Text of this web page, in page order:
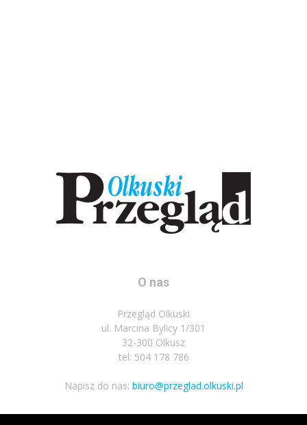
O nas
Przegląd Olkuski
ul. Marcina Bylicy 1/301
32-300 Olkusz
tel: 504 178 786
Napisz do nas: biuro@przeglad.olkuski.pl